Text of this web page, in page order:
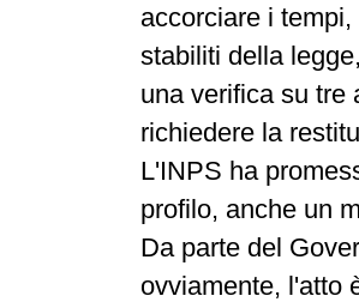
accorciare i
stabiliti della
una verifica su tre
richiedere la
L'INPS ha
profilo, anche un
Da parte del
ovviamente, l'atto